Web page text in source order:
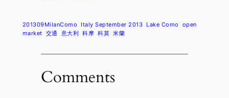
201309MilanComo Italy September 2013 Lake Como
open
market 交通 意大利 科摩 科莫 米蘭
Comments